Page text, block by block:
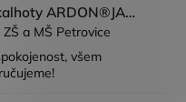
Dámské kalhoty ARDON®JASVENA šedá
ZŠ a MŠ Petrovice
všem